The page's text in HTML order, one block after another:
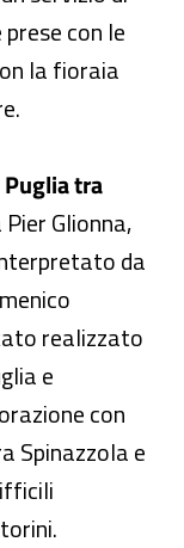
con le
la fioraia
tra
Glionna,
da
realizzato
e
con
Spinazzola e